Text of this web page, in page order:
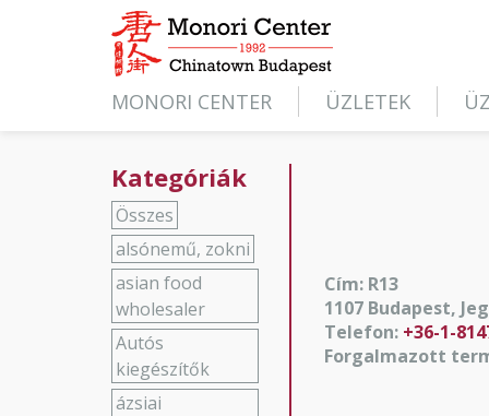
MONORI CENTER ÜZLETEK
Cím: R13
1107 Budapest,
Telefon: +36-1-
Forgalmazott
Kategóriák
Összes
alsónemű, zokni
asian food
wholesaler
Autós
kiegészítők
ázsiai